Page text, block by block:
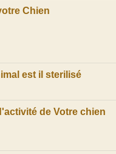
Chien
est il sterilisé
de Votre chien